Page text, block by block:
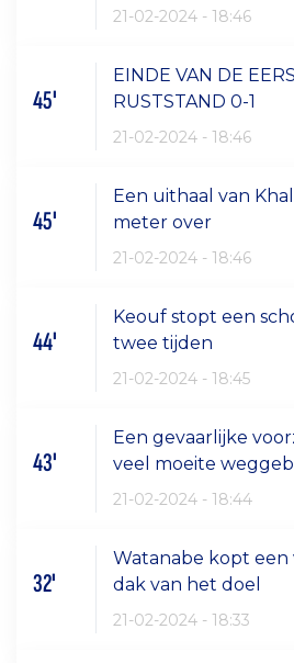
21-02-2024 - 18:46
45'
EINDE VAN DE
RUSTSTAND 0-1
21-02-2024 - 18:46
45'
Een uithaal van
meter over
21-02-2024 - 18:46
44'
Keouf stopt een
twee tijden
21-02-2024 - 18:45
43'
Een gevaarlijke
veel moeite
21-02-2024 - 18:44
32'
Watanabe kopt een
dak van het doel
21-02-2024 - 18:33